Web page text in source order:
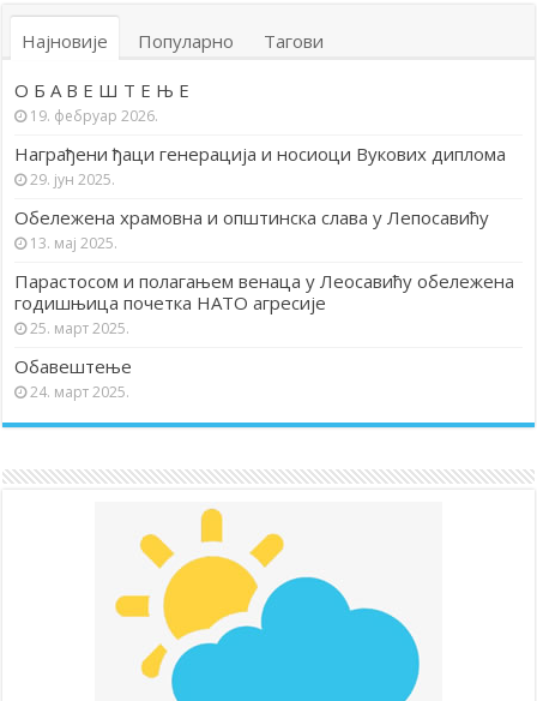
Најновије Популарно Тагови
О Б А В Е Ш Т Е Њ Е
19. фебруар 2026.
Награђени ђаци генерација и носиоци Вукових диплома
29. јун 2025.
Обележена храмовна и општинска слава у Лепосавићу
13. мај 2025.
Парастосом и полагањем венаца у Леосавићу обележена
годишњица почетка НАТО агресије
25. март 2025.
Обавештење
24. март 2025.